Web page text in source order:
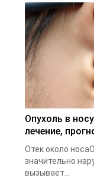
Опухоль в
лечение,
Отек около
значительно
вызывает...